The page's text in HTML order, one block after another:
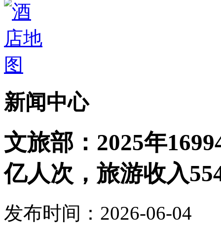
新闻中心
文旅部：2025年
亿人次，旅游收入
发布时间：2026-06-04